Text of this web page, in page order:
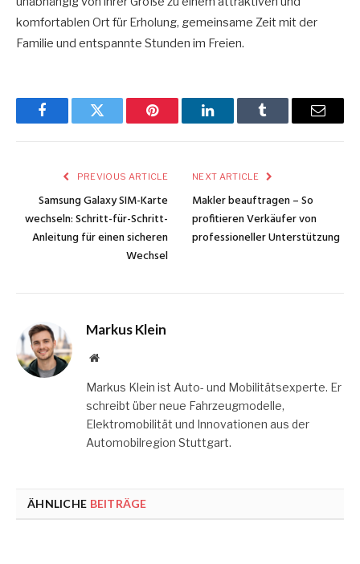
komfortablen Ort für Erholung, gemeinsame Zeit mit der
Familie und entspannte Stunden im Freien.
FacebookTwitter Pinterest LinkedInTumblr Email
PREVIOUS ARTICLE
Samsung Galaxy SIM-Karte
wechseln: Schritt-für-Schritt-
Anleitung für einen sicheren
Wechsel
NEXT ARTICLE
Makler beauftragen – So
profitieren Verkäufer von
professioneller Unterstützung
Markus Klein
Website
Markus Klein ist Auto- und Mobilitätsexperte. Er
schreibt über neue Fahrzeugmodelle,
Elektromobilität und Innovationen aus der
Automobilregion Stuttgart.
ÄHNLICHE BEITRÄGE